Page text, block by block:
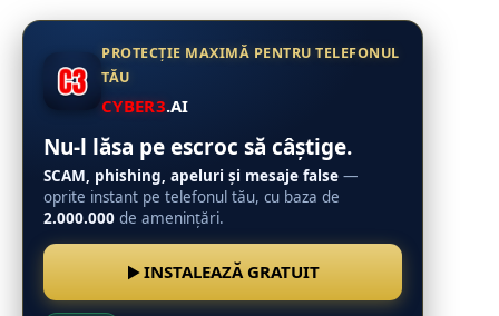
PROTECȚIE MAXIMĂ PENTRU TELEFONUL
TĂU
CYBER3.AI
Nu-l lăsa pe escroc să câștige.
SCAM, phishing, apeluri și mesaje false —
oprite instant pe telefonul tău, cu baza de
2.000.000 de amenințări.
INSTALEAZĂ GRATUIT